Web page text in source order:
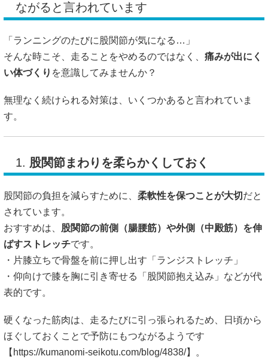
ながると言われています
「ランニングのたびに股関節が気になる…」
そんな時こそ、走ることをやめるのではなく、 痛みが出にく
い体づくり を意識してみませんか？
無理なく続けられる対策は、いくつかあると言われていま
す。
1. 股関節まわりを柔らかくしておく
股関節の負担を減らすために、 柔軟性を保つことが大切 だと
されています。
おすすめは、 股関節の前側（腸腰筋）や外側（中殿筋）を伸
ばすストレッチです。
・片膝立ちで骨盤を前に押し出す「ランジストレッチ」
・仰向けで膝を胸に引き寄せる「股関節抱え込み」などが代
表的です。
硬くなった筋肉は、走るたびに引っ張られるため、日頃から
ほぐしておくことで予防にもつながるようです
【 https://kumanomi-seikotu.com/blog/4838/】。